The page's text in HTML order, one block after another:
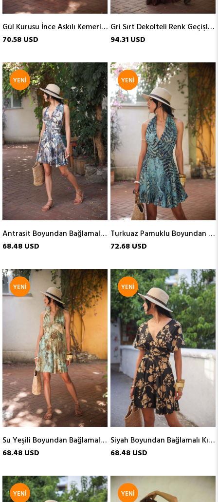
Gül Kurusu İnce Askılı Kemerli İpek Elbise
70.58 USD
Gri Sırt Dekolteli Renk Geçişli Elbise
94.31 USD
Antrasit Boyundan Bağlamalı Kısa İpek Elbise
68.48 USD
YENI
ÜRÜN
Turkuaz Pamuklu Boyundan Bağlamalı Kısa Elbise
72.68 USD
YENI
ÜRÜN
Su Yeşili Boyundan Bağlamalı Kısa İpek Elbise
68.48 USD
YENI
Siyah Boyundan Bağlamalı Kısa İpek Elbise
68.48 USD
YENI
ÜRÜN
YENI YENI